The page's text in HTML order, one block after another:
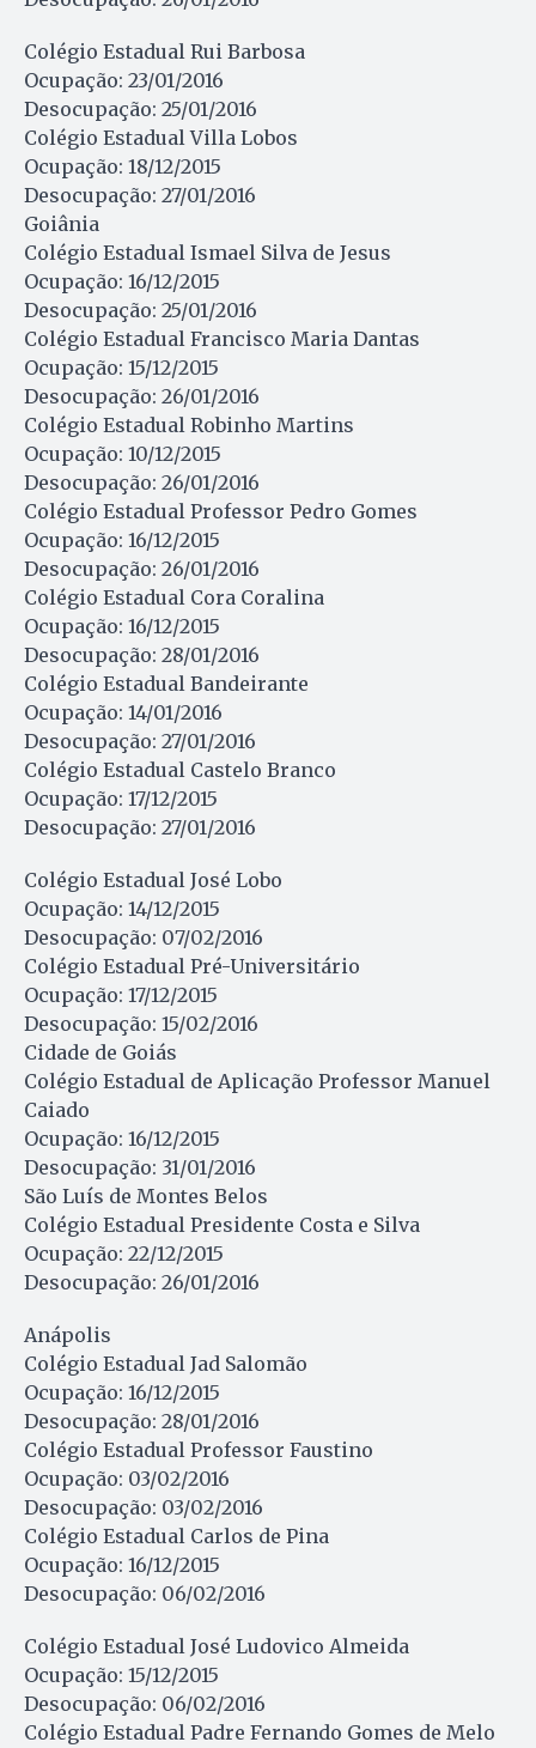
Colégio Estadual Rui Barbosa
Ocupação: 23/01/2016
Desocupação: 25/01/2016
Colégio Estadual Villa Lobos
Ocupação: 18/12/2015
Desocupação: 27/01/2016
Goiânia
Colégio Estadual Ismael Silva de Jesus
Ocupação: 16/12/2015
Desocupação: 25/01/2016
Colégio Estadual Francisco Maria Dantas
Ocupação: 15/12/2015
Desocupação: 26/01/2016
Colégio Estadual Robinho Martins
Ocupação: 10/12/2015
Desocupação: 26/01/2016
Colégio Estadual Professor Pedro Gomes
Ocupação: 16/12/2015
Desocupação: 26/01/2016
Colégio Estadual Cora Coralina
Ocupação: 16/12/2015
Desocupação: 28/01/2016
Colégio Estadual Bandeirante
Ocupação: 14/01/2016
Desocupação: 27/01/2016
Colégio Estadual Castelo Branco
Ocupação: 17/12/2015
Desocupação: 27/01/2016
Colégio Estadual José Lobo
Ocupação: 14/12/2015
Desocupação: 07/02/2016
Colégio Estadual Pré-Universitário
Ocupação: 17/12/2015
Desocupação: 15/02/2016
Cidade de Goiás
Colégio Estadual de Aplicação Professor Manuel
Caiado
Ocupação: 16/12/2015
Desocupação: 31/01/2016
São Luís de Montes Belos
Colégio Estadual Presidente Costa e Silva
Ocupação: 22/12/2015
Desocupação: 26/01/2016
Anápolis
Colégio Estadual Jad Salomão
Ocupação: 16/12/2015
Desocupação: 28/01/2016
Colégio Estadual Professor Faustino
Ocupação: 03/02/2016
Desocupação: 03/02/2016
Colégio Estadual Carlos de Pina
Ocupação: 16/12/2015
Desocupação: 06/02/2016
Colégio Estadual José Ludovico Almeida
Ocupação: 15/12/2015
Desocupação: 06/02/2016
Colégio Estadual Padre Fernando Gomes de Melo